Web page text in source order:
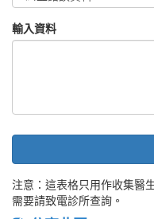
輸入資料
注意：這表格只用作收集醫
需要請致電診所查詢。